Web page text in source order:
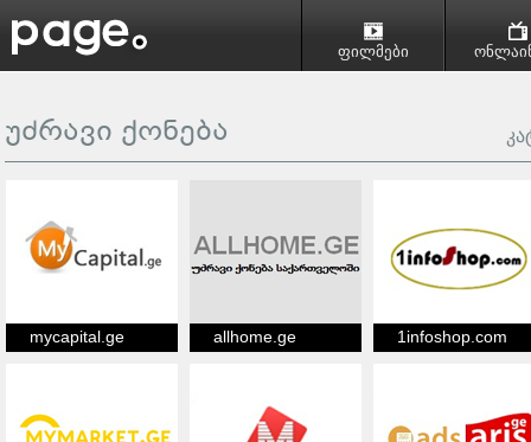
ფილმები
უძრავი ქონება
mycapital.ge allhome.ge 1infoshop.com